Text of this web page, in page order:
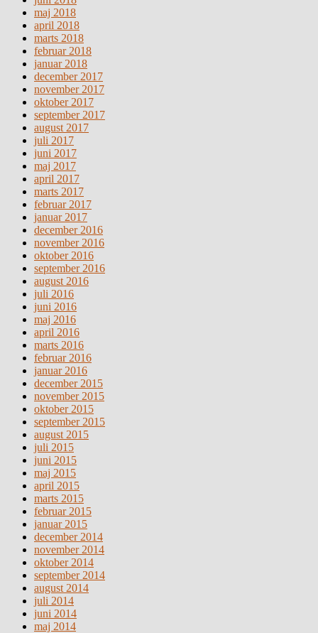
maj 2018
april 2018
marts 2018
februar 2018
januar 2018
december 2017
november 2017
oktober 2017
september 2017
august 2017
juli 2017
juni 2017
maj 2017
april 2017
marts 2017
februar 2017
januar 2017
december 2016
november 2016
oktober 2016
september 2016
august 2016
juli 2016
juni 2016
maj 2016
april 2016
marts 2016
februar 2016
januar 2016
december 2015
november 2015
oktober 2015
september 2015
august 2015
juli 2015
juni 2015
maj 2015
april 2015
marts 2015
februar 2015
januar 2015
december 2014
november 2014
oktober 2014
september 2014
august 2014
juli 2014
juni 2014
maj 2014